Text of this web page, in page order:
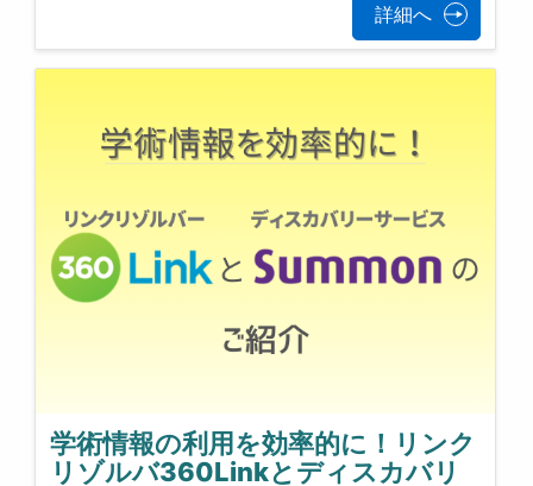
詳細へ
学術情報の利用を効率的に！リンク
リゾルバ360Linkとディスカバリ